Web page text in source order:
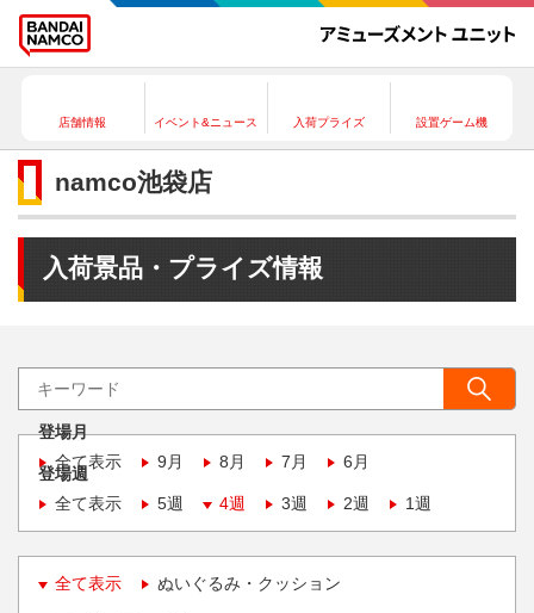
店舗情報 イベント&ニュース 入荷プライズ 設置ゲーム機
namco池袋店
入荷景品・プライズ情報
登場月
全て表示
9月 8月 7月 6月
登場週
全て表示
5週 4週 3週 2週 1週
全て表示 ぬいぐるみ・クッション